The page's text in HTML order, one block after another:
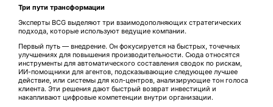
Три пути трансформации
Эксперты BCG выделяют три взаимодополняющих стратегических
подхода, которые используют ведущие компании.
Первый путь — внедрение. Он фокусируется на быстрых, точечных
улучшениях для повышения производительности. Сюда относятся
инструменты для автоматического составления сводок по рискам,
ИИ-помощники для агентов, подсказывающие следующее лучшее
действие, или системы для кол-центров, анализирующие тон голоса
клиента. Эти решения дают быстрый возврат инвестиций и
накапливают цифровые компетенции внутри организации.